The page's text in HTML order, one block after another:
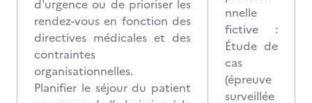
d'urgence ou de prioriser les
rendez-vous en fonction des
directives médicales et des
contraintes
organisationnelles.
Planifier le séjour du patient
nnelle
fictive :
Étude de
cas
(épreuve
surveillée